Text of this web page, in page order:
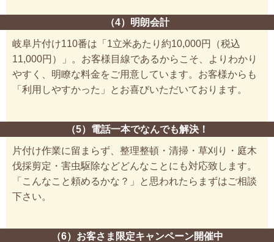
（4）明朗会計
岐阜片付け110番は「1立米あたり約10,000円（税込
11,000円）」。お客様目線であるからこそ、よりわかり
やすく、明瞭な料金をご用意しています。お客様からも
「利用しやすかった」とお喜びいただいております。
（5）電話一本でなんでも解決！
片付け作業に留まらず、整理整頓・清掃・草刈り・庭木
伐採剪定・害虫駆除などどんなことにも対応致します。
「こんなこと頼めるかな？」と思われたらまずはご相談
下さい。
（6）お客さま限定キャンペーン開催中